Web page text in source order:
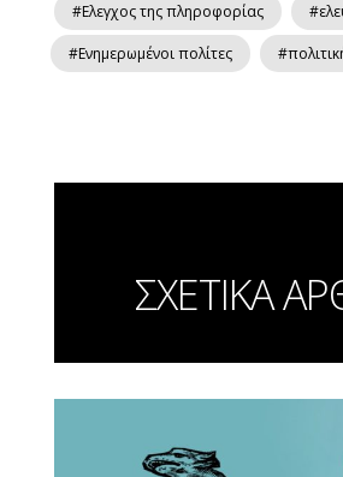
#Ελεγχος της πληροφορίας
#Ενημερωμένοι πολίτες
ΣΧΕΤΙΚΑ